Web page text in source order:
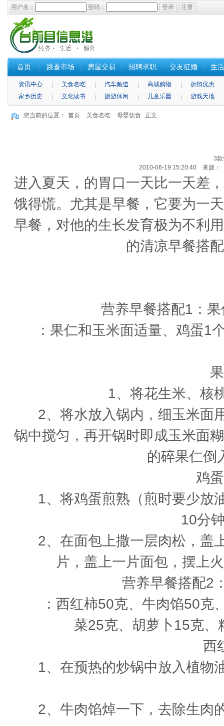
用户名： 密码：
首页 跳蚤市场 房屋交易 招聘求职 交友征婚 生
资讯中心 美食名吃 汽车频道 商城购物
折扣优惠
家乡历史
文化读书 旅游休闲 儿童乐园 游戏天地
您当前的位置： 首页 美食名吃 母婴饮食 正文
3款
2010-06-19 15:20:40 来源：
进入夏天，的胃口一天比一天差
饿得慌。尤其是早餐，它要为一
早餐，对他的生长发育极为不利
的清凉早餐搭
营养早餐搭配1：
：果仁和玉米面适量、鸡蛋1个
1、将花生米、核桃
2、将水放入锅内，细玉米面
锅中搅匀，再开锅时即成玉米面
的碎果仁倒
鸡
1、将鸡蛋煎熟（煎时要少放
10分
2、在面包上撒一层肉松，盖
片，盖上一片面包，摆上
营养早餐搭配2
：西红柿50克、牛肉馅50克、
菜25克、胡萝卜15克
西
1、在预热的炒锅中放入植物
2、牛肉馅焯一下，去除生肉